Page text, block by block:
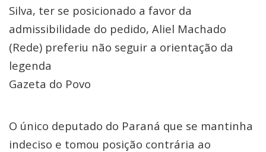
Silva, ter se posicionado a favor da
admissibilidade do pedido, Aliel Machado
(Rede) preferiu não seguir a orientação da
legenda
Gazeta do Povo
O único deputado do Paraná que se mantinha
indeciso e tomou posição contrária ao